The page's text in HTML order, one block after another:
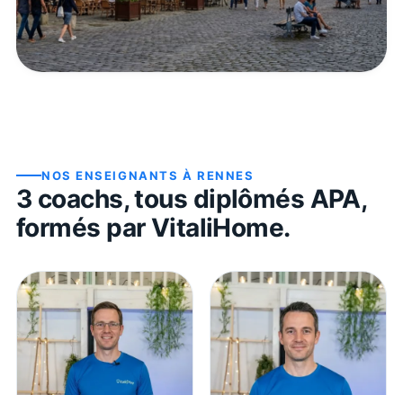
NOS ENSEIGNANTS ÀRENNES
3 coachs, tous diplômés APA,
formés par VitaliHome.